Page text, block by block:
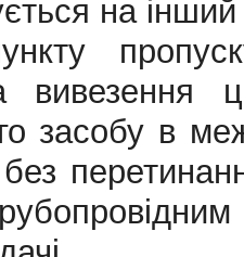
на
вивезення
засобу в